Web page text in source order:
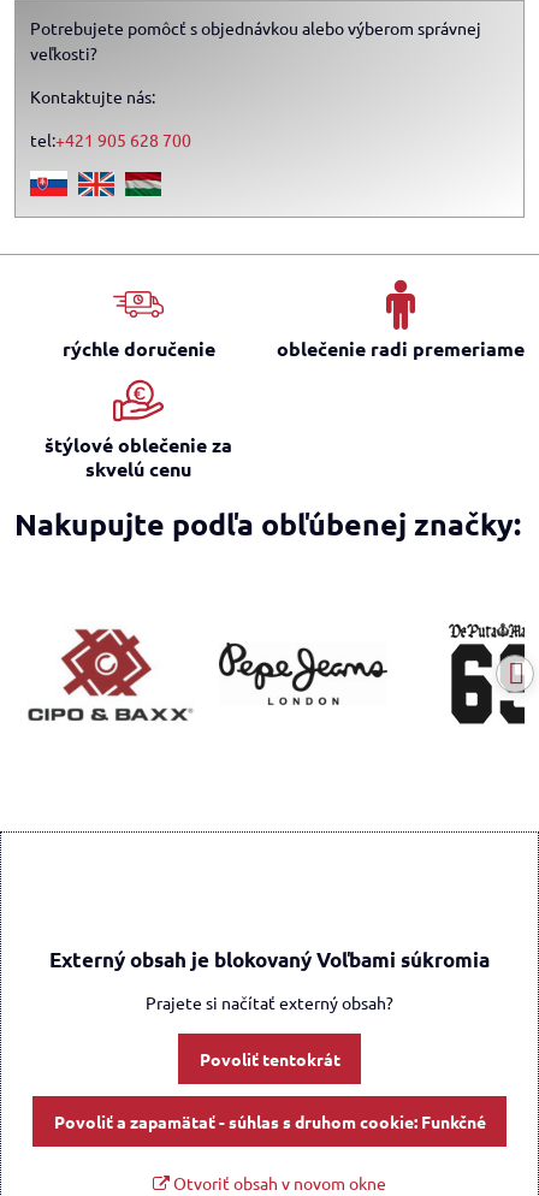
Potrebujete pomôcť s objednávkou alebo výberom správnej
veľkosti?
Kontaktujte nás:
tel:+421 905 628 700
rýchle doručenie oblečenie radi premeriame
štýlové oblečenie za
skvelú cenu
Nakupujte podľa obľúbenej značky:
Externý obsah je blokovaný Voľbami súkromia
Prajete si načítať externý obsah?
Povoliť tentokrát
Povoliť a zapamätať - súhlas s druhom cookie: Funkčné
Otvoriť obsah v novom okne